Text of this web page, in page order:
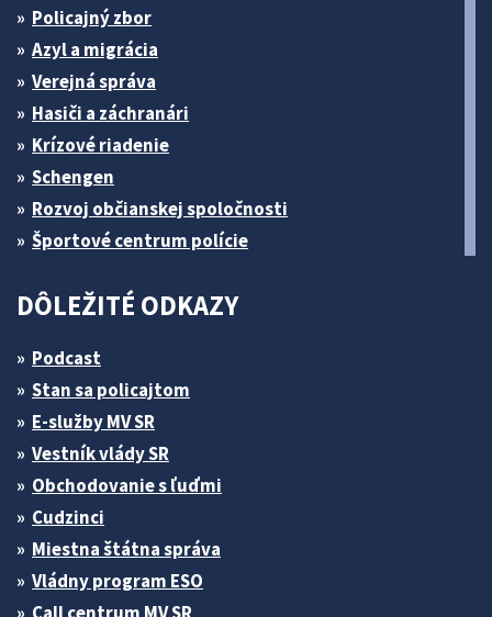
Policajný zbor
Azyl a migrácia
Verejná správa
Hasiči a záchranári
Krízové riadenie
Schengen
Rozvoj občianskej spoločnosti
Športové centrum polície
DÔLEŽITÉ ODKAZY
Podcast
Stan sa policajtom
E-služby MV SR
Vestník vlády SR
Obchodovanie s ľuďmi
Cudzinci
Miestna štátna správa
Vládny program ESO